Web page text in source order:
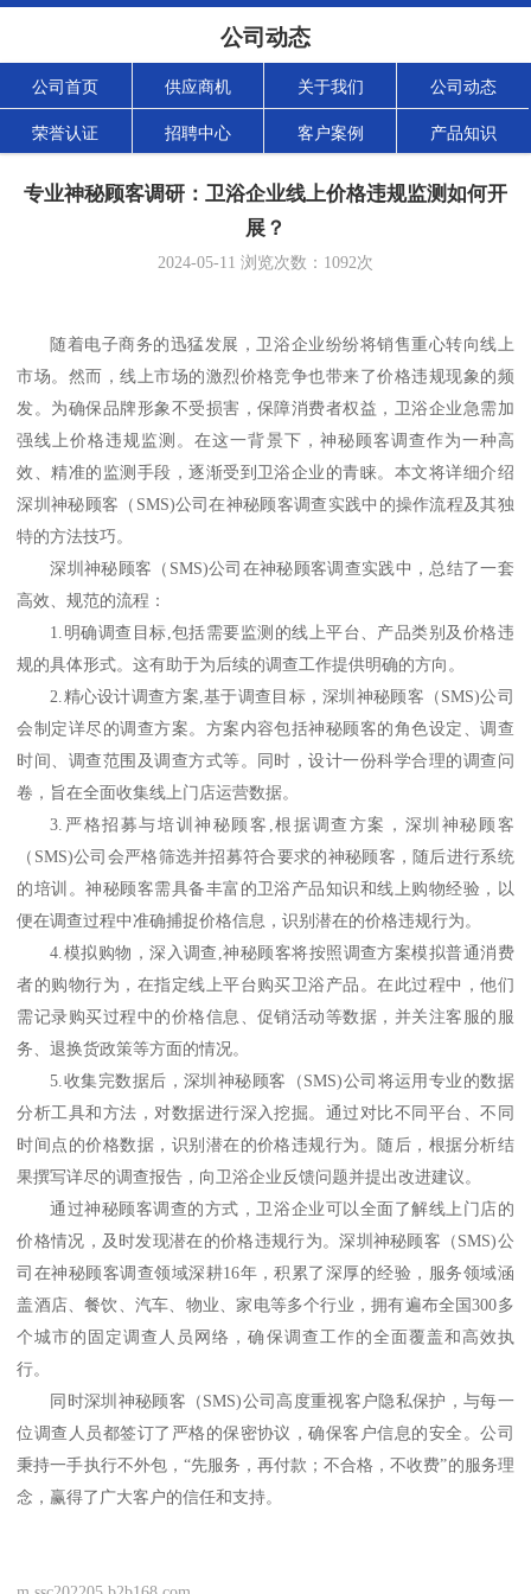
公司动态
公司首页 供应商机 关于我们 公司动态
荣誉认证 招聘中心 客户案例 产品知识
专业神秘顾客调研：卫浴企业线上价格违规监测如何开
展？
2024-05-11 浏览次数： 1092次
随着电子商务的迅猛发展，卫浴企业纷纷将销售重心转向线上
市场。然而，线上市场的激烈价格竞争也带来了价格违规现象的频
发。为确保品牌形象不受损害，保障消费者权益，卫浴企业急需加
强线上价格违规监测。在这一背景下，神秘顾客调查作为一种高
效、精准的监测手段，逐渐受到卫浴企业的青睐。本文将详细介绍
深圳神秘顾客（ SMS)公司在神秘顾客调查实践中的操作流程及其独
特的方法技巧。
深圳神秘顾客（ SMS)公司 在神秘顾客调查实践中，总结了一套
高效、规范的流程：
1.明确调查目标,包括需要监测的线上平台、产品类别及价格违
规的具体形式。这有助于为后续的调查工作提供明确的方向。
2.精心设计调查方案,基于调查目标，深圳神秘顾客（ SMS)公司
会制定详尽的调查方案。方案内容包括神秘顾客的角色设定、调查
时间、调查范围及调查方式等。同时，设计一份科学合理的调查问
卷，旨在全面收集线上门店运营数据。
3.严格招募与培训神秘顾客,根据调查方案， 深圳神秘顾客
（ SMS)公司 会严格筛选并招募符合要求的神秘顾客，随后进行系统
的培训。神秘顾客需具备丰富的卫浴产品知识和线上购物经验，以
便在调查过程中准确捕捉价格信息，识别潜在的价格违规行为。
4.模拟购物，深入调查,神秘顾客将按照调查方案模拟普通消费
者的购物行为，在指定线上平台购买卫浴产品。在此过程中，他们
需记录购买过程中的价格信息、促销活动等数据，并关注客服的 服
务、退换货政策等方面的情况。
5.收集完数据后， 深圳神秘顾客（ SMS)公司 将运用专业的数据
分析工具和方法，对数据进行深入挖掘。通过对比不同平台、不同
时间点的价格数据，识别潜在的价格违规行为。随后，根据分析结
果撰写详尽的调查报告，向卫浴企业反馈问题并提出改进建议。
通过神秘顾客调查的方式，卫浴企业可以全面了解线上门店的
价格情况，及时发现潜在的价格违规行为。深圳神秘顾客（ SMS)公
司 在神秘顾客调查领域深耕16年，积累了深厚的经验，服务领域涵
盖酒店、餐饮、汽车、物业、家电等多个行业，拥有遍布全国300多
个城市的固定调查人员网络，确保调查工作的全面覆盖和高效执
行。
同时深圳神秘顾客（ SMS)公司 高度重视客户隐私保护，与每一
位调查人员都签订了严格的保密协议，确保客户信息的安全。公司
秉持一手执行不外包， “先服务，再付款；不合格，不收费”的服务理
念，赢得了广大客户的信任和支持。